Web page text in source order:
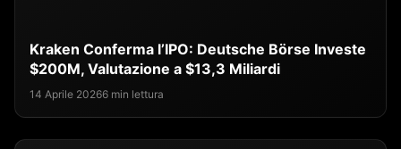
Kraken Conferma l’IPO: Deutsche Börse Investe
$200M, Valutazione a $13,3 Miliardi
14 Aprile 20266 min lettura